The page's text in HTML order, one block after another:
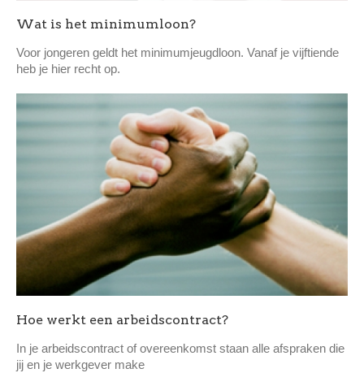
Wat is het minimumloon?
Voor jongeren geldt het minimumjeugdloon. Vanaf je vijftiende
heb je hier recht op.
Hoe werkt een arbeidscontract?
In je arbeidscontract of overeenkomst staan alle afspraken die
jij en je werkgever make